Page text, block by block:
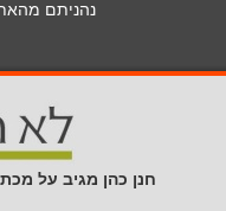
נהניתם
חנן כהן מגיב על
לכל התכנים
כללי
הנך כאן:דף